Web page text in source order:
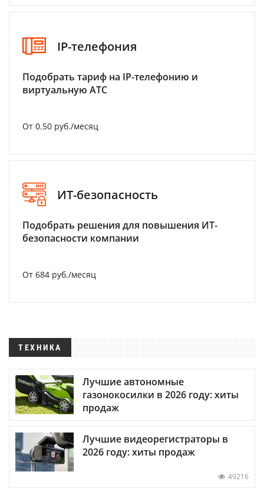
IP-телефония
Подобрать тариф на IP-телефонию и
виртуальную АТС
От 0.50 руб./месяц
ИТ-безопасность
Подобрать решения для повышения ИТ-
безопасности компании
От 684 руб./месяц
ТЕХНИКА
Лучшие автономные
газонокосилки в 2026 году: хиты
продаж
Лучшие видеорегистраторы в
2026 году: хиты продаж
49216